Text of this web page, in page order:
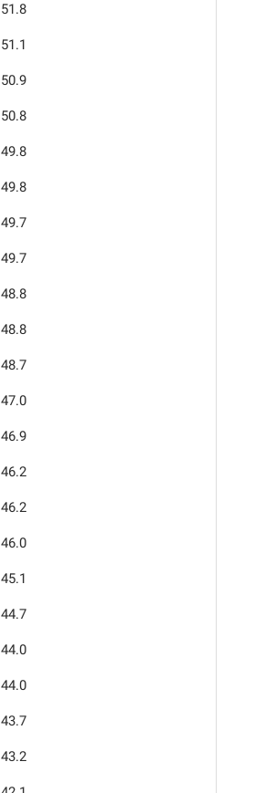
51.8
51.1
50.9
50.8
49.8
49.8
49.7
49.7
48.8
48.8
48.7
47.0
46.9
46.2
46.2
46.0
45.1
44.7
44.0
44.0
43.7
43.2